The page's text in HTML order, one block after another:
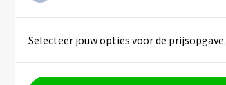
Selecteer jouw opties voor de prijsopgave.